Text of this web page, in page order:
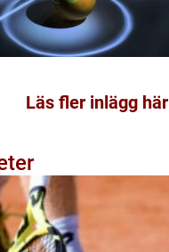
Läs fler inlägg här